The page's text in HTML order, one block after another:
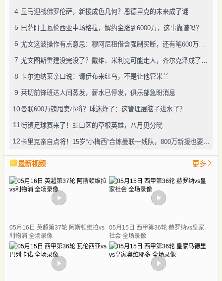
4 皇马迎战佛罗伦萨，新援成色几何？恩德里克的未来成了谜
5 巴萨盯上瓦伦西亚中场格拉，解约金涨到6000万，这事靠谱吗？
6
7
8 卡尔迪纳莱亲口说：请伊布来红鸟，不是让他管米兰
9 莱切前锋班达人间蒸发，薪水已停发，俱乐部急盼消息
10曼联600万镑甩卖小将？球迷炸了：这管理层脑子进水了？
11街镇足球赛来了！虹口区的草根英雄，八月见分晓
12 卡里克亲自点将！15岁“小梅西”合练曼联一线队，800万新援也要露脸
最新视频 更多
05月16日 英超第37轮 阿斯顿维拉vs
利物浦 全场录像
05月15日 西甲第36轮 赫罗纳vs皇家
社会 全场录像